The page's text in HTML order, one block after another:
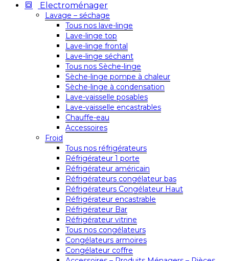
Electroménager
Lavage – séchage
Tous nos lave-linge
Lave-linge top
Lave-linge frontal
Lave-linge séchant
Tous nos Sèche-linge
Sèche-linge pompe à chaleur
Sèche-linge à condensation
Lave-vaisselle posables
Lave-vaisselle encastrables
Chauffe-eau
Accessoires
Froid
Tous nos réfrigérateurs
Réfrigérateur 1 porte
Réfrigérateur américain
Réfrigérateurs congélateur bas
Réfrigérateurs Congélateur Haut
Réfrigérateur encastrable
Réfrigérateur Bar
Réfrigérateur vitrine
Tous nos congélateurs
Congélateurs armoires
Congélateur coffre